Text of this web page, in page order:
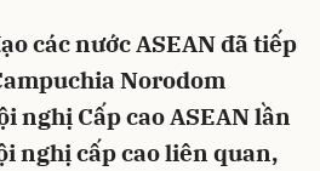
các nước ASEAN đã tiếp
Norodom
nghị Cấp cao ASEAN lần
nghị cấp cao liên quan,
Hủy Gửi